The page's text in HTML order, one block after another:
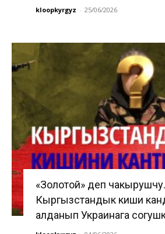
kloopkyrgyz - 25/06/2026
«Золотой» деп чакырушчу.
Кыргызстандык киши
алданып Украинага